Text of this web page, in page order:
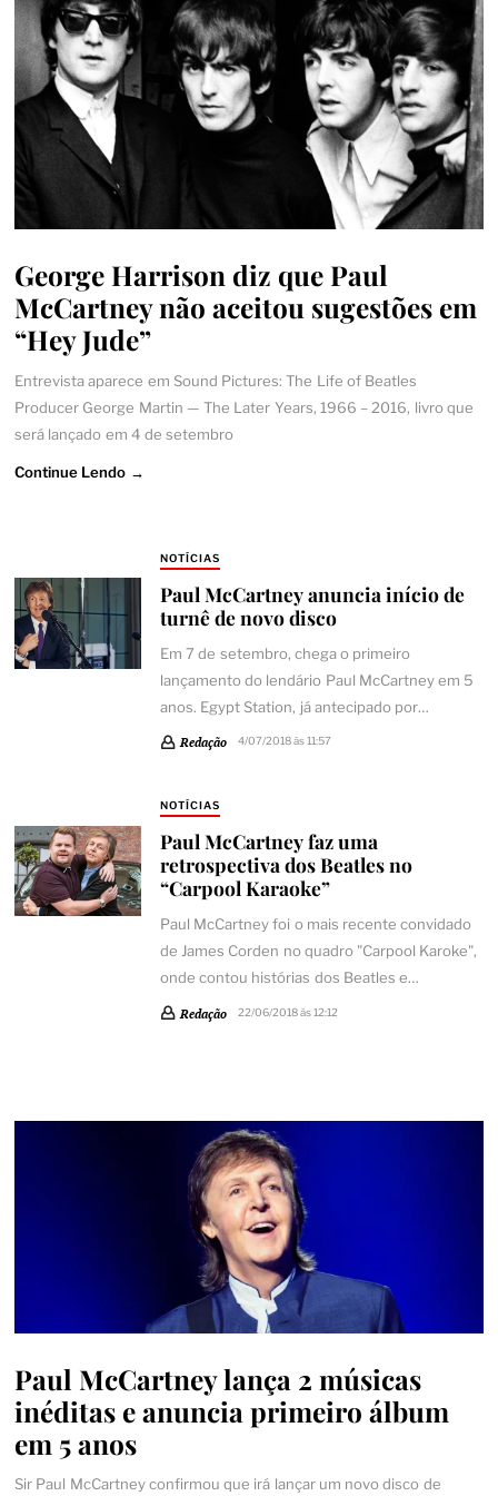
George Harrison diz que Paul
McCartney não aceitou sugestões em
“Hey Jude”
Entrevista aparece em Sound Pictures: The Life of Beatles
Producer George Martin — The Later Years, 1966 – 2016, livro que
será lançado em 4 de setembro
Continue Lendo →
NOTÍCIAS
Paul McCartney anuncia início de
turnê de novo disco
Em 7 de setembro, chega o primeiro
lançamento do lendário Paul McCartney em 5
anos. Egypt Station, já antecipado por…
Redação 4/07/2018 às 11:57
NOTÍCIAS
Paul McCartney faz uma
retrospectiva dos Beatles no
“Carpool Karaoke”
Paul McCartney foi o mais recente convidado
de James Corden no quadro "Carpool Karoke",
onde contou histórias dos Beatles e…
Redação 22/06/2018 às 12:12
Paul McCartney lança 2 músicas
inéditas e anuncia primeiro álbum
em 5 anos
Sir Paul McCartney confirmou que irá lançar um novo disco de